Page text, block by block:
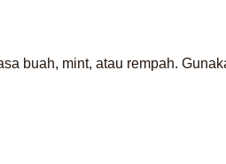
buah, mint, atau rempah.